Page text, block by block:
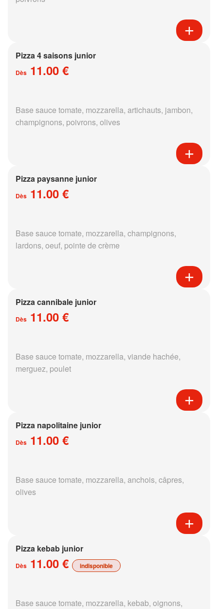
Pizza 4 saisons junior
Dès 11.00 €
Base sauce tomate, mozzarella, artichauts, jambon,
champignons, poivrons, olives
Pizza paysanne junior
Dès 11.00 €
Base sauce tomate, mozzarella, champignons,
lardons, oeuf, pointe de crème
Pizza cannibale junior
Dès 11.00 €
Base sauce tomate, mozzarella, viande hachée,
merguez, poulet
Pizza napolitaine junior
Dès 11.00 €
Base sauce tomate, mozzarella, anchois, câpres,
olives
Pizza kebab junior
Dès 11.00 € indisponible
Base sauce tomate, mozzarella, kebab, oignons,